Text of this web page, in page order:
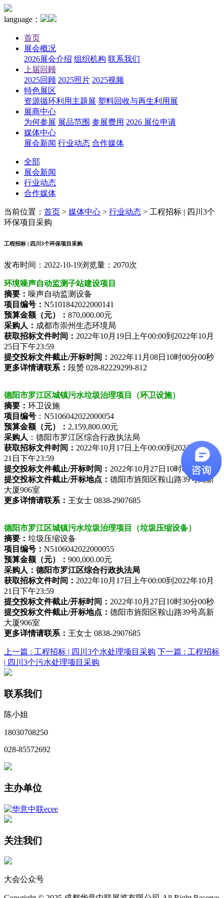
language：
首页
展会概况
2026展会介绍 组织机构 联系我们
上届回顾
2025回顾 2025照片 2025视频
特色展区
资源循环利用主题展 塑料回收与再生利用展
展商中心
为何参展 展品范围 参展费用 2026 展位申请
媒体中心
展会新闻 行业动态 合作媒体
全部
展会新闻
行业动态
合作媒体
当前位置： 首页 > 媒体中心 > 行业动态 > 工程招标 | 四川3个
环保项目采购
工程招标 | 四川3个环保项目采购
发布时间：2022-10-19浏览量：2070次
环境噪声自动监测子站建设项目
摘要： 噪声自动监测设备
项目编号： N5101842022000141
预算金额（元）： 870,000.00元
采购人： 成都市崇州生态环境局
获取招标文件时间： 2022年10月19日上午00:00到2022年10月
25日下午23:59
提交投标文件截止/开标时间： 2022年11月08日10时00分00秒
更多详情请联系： 段赟 028-82229299-812
德阳市罗江区城镇污水垃圾治理项目（环卫设施）
摘要： 环卫设施
项目编号 ：N5106042022000054
预算金额（元）： 2,159,800.00元
采购人 ：德阳市罗江区综合行政执法局
获取招标文件时间 ： 2022年10月17日上午00:00到2022年10月
21日下午23:59
提交投标文件截止/开标时间： 2022年10月27日10时00分00秒
提交投标文件截止/开标地点： 德阳市旌阳区鞍山路39号高新
大厦906室
更多详情请联系： 王女士 0838-2907685
德阳市罗江区城镇污水垃圾治理项目（垃圾压缩设备）
摘要： 垃圾压缩设备
项目编号： N5106042022000055
预算金额（元）： 900,000.00元
采购人： 德阳市罗江区综合行政执法局
获取招标文件时间： 2022年10月17日上午00:00到2022年10月
21日下午23:59
提交投标文件截止/开标时间： 2022年10月27日10时30分00秒
提交投标文件截止/开标地点： 德阳市旌阳区鞍山路39号高新
大厦906室
更多详情请联系： 王女士 0838-2907685
上一篇 : 工程招标 | 四川3个水处理项目采购 下一篇 : 工程招标
| 四川3个污水处理项目采购
联系我们
陈小姐
18030708250
028-85572692
主办单位
关注我们
大会公众号